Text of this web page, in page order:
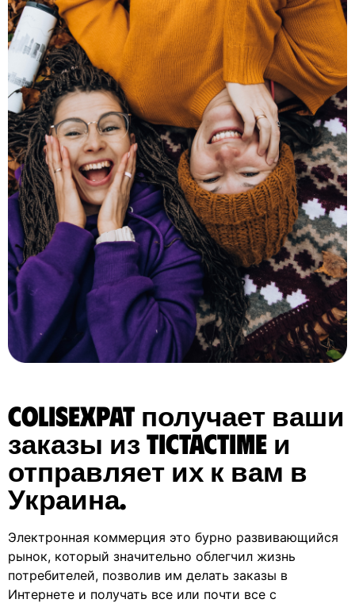
ColisExpat получает ваши
заказы из TicTacTime и
отправляет их к вам в
Украина.
Электронная коммерция это бурно развивающийся
рынок, который значительно облегчил жизнь
потребителей, позволив им делать заказы в
Интернете и получать все или почти все с